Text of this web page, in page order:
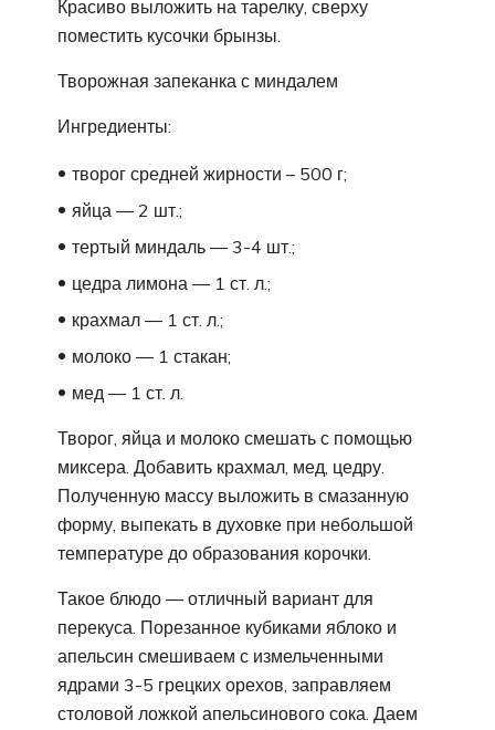
Красиво выложить на тарелку, сверху
поместить кусочки брынзы.
Творожная запеканка с миндалем
Ингредиенты:
творог средней жирности – 500 г;
яйца ― 2 шт.;
тертый миндаль ― 3-4 шт.;
цедра лимона ― 1 ст. л.;
крахмал ― 1 ст. л.;
молоко ― 1 стакан;
мед ― 1 ст. л.
Творог, яйца и молоко смешать с помощью
миксера. Добавить крахмал, мед, цедру.
Полученную массу выложить в смазанную
форму, выпекать в духовке при небольшой
температуре до образования корочки.
Такое блюдо ― отличный вариант для
перекуса. Порезанное кубиками яблоко и
апельсин смешиваем с измельченными
ядрами 3-5 грецких орехов, заправляем
столовой ложкой апельсинового сока. Даем